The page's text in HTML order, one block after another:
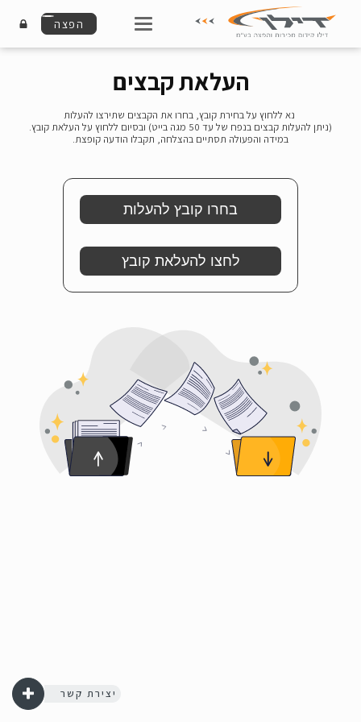
הפצה
העלאת קבצים
נא ללחוץ על בחירת קובץ, בחרו את הקבצים שתירצו להעלות
(ניתן להעלות קבצים בנפח של עד 50 מגה בייט) ובסיום ללחוץ על העלאת קובץ.
במידה והפעולה תסתיים בהצלחה, תקבלו הודעה קופצת.
לחצו להעלאת קובץ
יצירת קשר